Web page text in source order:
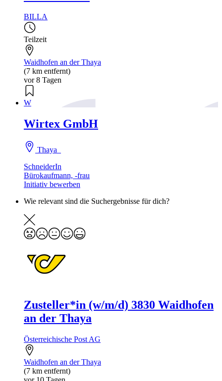
BILLA
Teilzeit
Waidhofen an der Thaya
(7 km entfernt)
vor 8 Tagen
W
Wirtex GmbH
Thaya
SchneiderIn
Bürokaufmann, -frau
Initiativ bewerben
Wie relevant sind die Suchergebnisse für dich?
Zusteller*in (w/m/d) 3830 Waidhofen
an der Thaya
Österreichische Post AG
Waidhofen an der Thaya
(7 km entfernt)